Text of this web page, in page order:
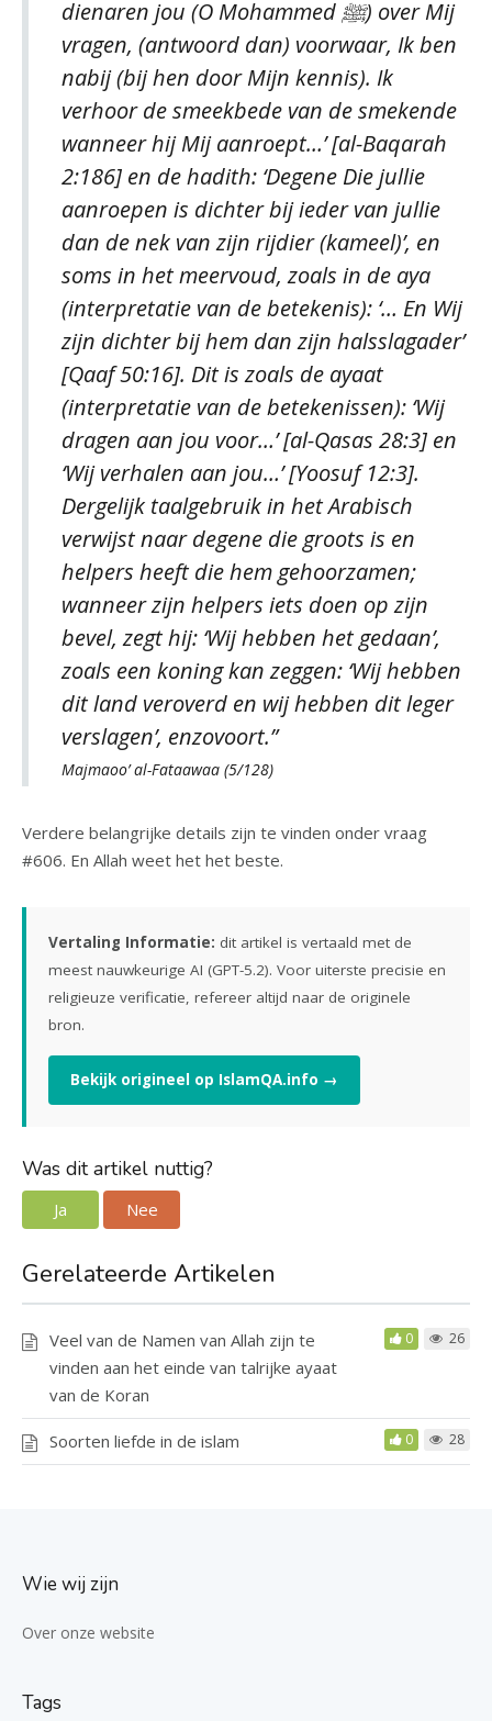
dienaren jou (O Mohammed ﷺ) over Mij
vragen, (antwoord dan) voorwaar, Ik ben
nabij (bij hen door Mijn kennis). Ik
verhoor de smeekbede van de smekende
wanneer hij Mij aanroept…’ [al-Baqarah
2:186] en de hadith: ‘Degene Die jullie
aanroepen is dichter bij ieder van jullie
dan de nek van zijn rijdier (kameel)’, en
soms in het meervoud, zoals in de aya
(interpretatie van de betekenis): ‘… En Wij
zijn dichter bij hem dan zijn halsslagader’
[Qaaf 50:16]. Dit is zoals de ayaat
(interpretatie van de betekenissen): ‘Wij
dragen aan jou voor…’ [al-Qasas 28:3] en
‘Wij verhalen aan jou…’ [Yoosuf 12:3].
Dergelijk taalgebruik in het Arabisch
verwijst naar degene die groots is en
helpers heeft die hem gehoorzamen;
wanneer zijn helpers iets doen op zijn
bevel, zegt hij: ‘Wij hebben het gedaan’,
zoals een koning kan zeggen: ‘Wij hebben
dit land veroverd en wij hebben dit leger
verslagen’, enzovoort.”
Majmaoo’ al-Fataawaa (5/128)
Verdere belangrijke details zijn te vinden onder vraag
#606. En Allah weet het het beste.
Vertaling Informatie: dit artikel is vertaald met de
meest nauwkeurige AI (GPT-5.2). Voor uiterste precisie en
religieuze verificatie, refereer altijd naar de originele
bron.
Bekijk origineel op IslamQA.info →
Was dit artikel nuttig?
Ja Nee
Gerelateerde Artikelen
Veel van de Namen van Allah zijn te
vinden aan het einde van talrijke ayaat
van de Koran
0 26
Soorten liefde in de islam 0 28
Wie wij zijn
Over onze website
Tags